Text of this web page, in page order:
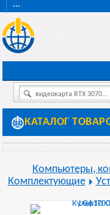
···
видеокарта RTX 3070...
КАТАЛОГ
Компьютеры,
Комплектующие